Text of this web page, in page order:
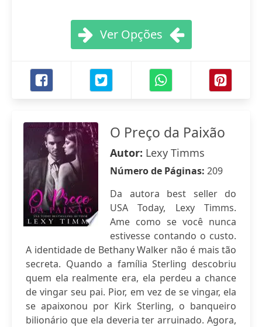
Ver Opções
O Preço da Paixão
Autor: Lexy Timms
Número de Páginas: 209
Da autora best seller do
USA Today, Lexy Timms.
Ame como se você nunca
estivesse contando o custo.
A identidade de Bethany Walker não é mais tão
secreta. Quando a família Sterling descobriu
quem ela realmente era, ela perdeu a chance
de vingar seu pai. Pior, em vez de se vingar, ela
se apaixonou por Kirk Sterling, o banqueiro
bilionário que ela deveria ter arruinado. Agora,